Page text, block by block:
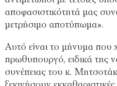
αποφασιστικότητά μας
μετρήσιμο αποτύπωμα».
Αυτό είναι το μήνυμα που
πρωθυπουργό, ειδικά της
συνέπειας του κ.